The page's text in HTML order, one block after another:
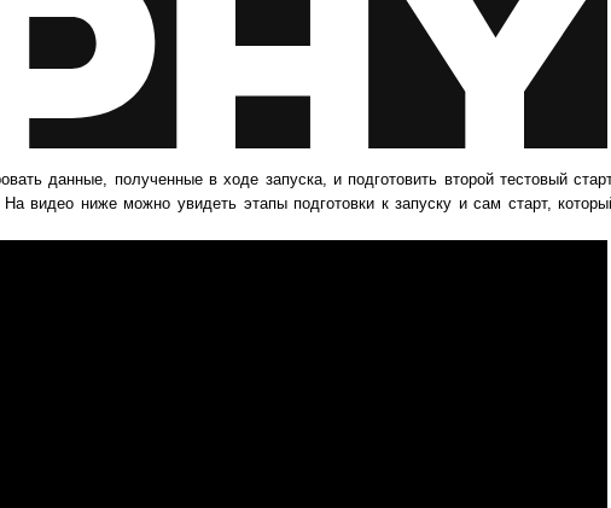
данные, полученные в ходе запуска, и подготовить второй тестовый
видео ниже можно увидеть этапы подготовки к запуску и сам старт,